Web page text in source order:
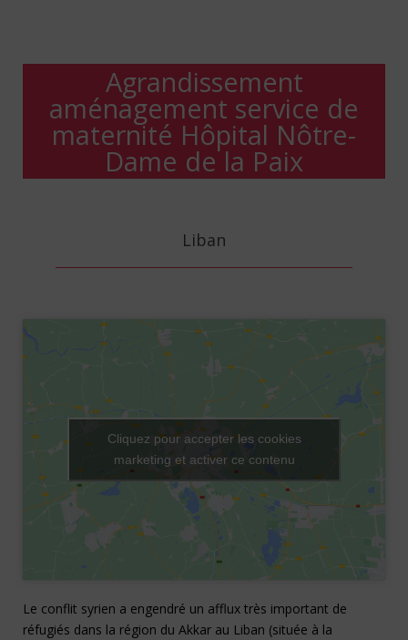
Agrandissement
aménagement service de
maternité Hôpital Nôtre-
Dame de la Paix
Liban
Cliquez pour accepter les cookies
marketing et activer ce contenu
Le conflit syrien a engendré un afflux très important de
réfugiés dans la région du Akkar au Liban (située à la